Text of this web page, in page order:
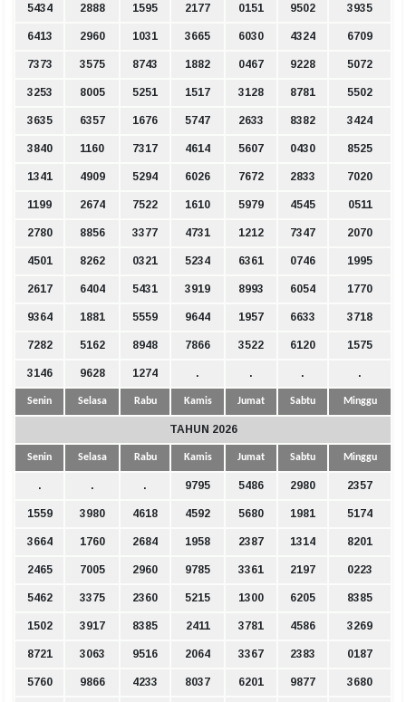
5434 2888 1595 2177 0151 9502 3935
6413 2960 1031 3665 6030 4324 6709
7373 3575 8743 1882 0467 9228 5072
3253 8005 5251 1517 3128 8781 5502
3635 6357 1676 5747 2633 8382 3424
3840 1160 7317 4614 5607 0430 8525
1341 4909 5294 6026 7672 2833 7020
1199 2674 7522 1610 5979 4545 0511
2780 8856 3377 4731 1212 7347 2070
4501 8262 0321 5234 6361 0746 1995
2617 6404 5431 3919 8993 6054 1770
9364 1881 5559 9644 1957 6633 3718
7282 5162 8948 7866 3522 6120 1575
3146 9628 1274 . . . .
Senin Selasa Rabu Kamis Jumat Sabtu Minggu
TAHUN 2026
Senin Selasa Rabu Kamis Jumat Sabtu Minggu
. . . 9795 5486 2980 2357
1559 3980 4618 4592 5680 1981 5174
3664 1760 2684 1958 2387 1314 8201
2465 7005 2960 9785 3361 2197 0223
5462 3375 2360 5215 1300 6205 8385
1502 3917 8385 2411 3781 4586 3269
8721 3063 9516 2064 3367 2383 0187
5760 9866 4233 8037 6201 9877 3680